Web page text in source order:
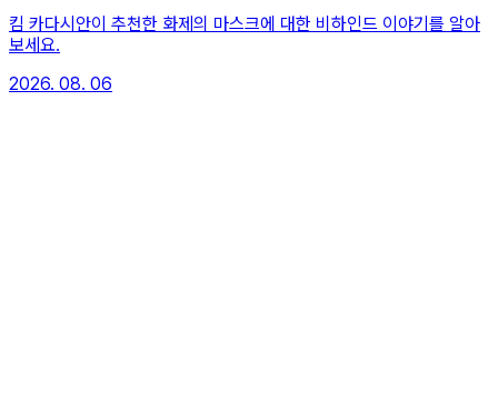
킴 카다시안이 추천한 화제의 마스크에 대한 비하인드 이야기를 알아
보세요.
2026. 08. 06